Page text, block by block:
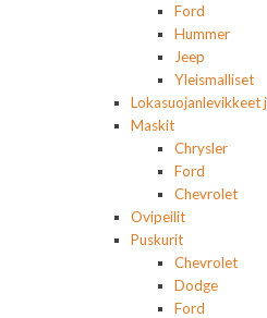
Ford
Hummer
Jeep
Yleismalliset
Lokasuojanlevikkeet
Maskit
Chrysler
Ford
Chevrolet
Ovipeilit
Puskurit
Chevrolet
Dodge
Ford